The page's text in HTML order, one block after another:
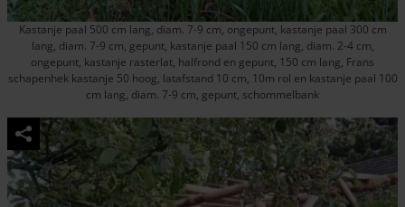
Kastanje paal 500 cm lang, diam. 7-9 cm, ongepunt, kastanje paal 300 cm
lang, diam. 7-9 cm, gepunt, kastanje paal 150 cm lang, diam. 2-4 cm,
ongepunt, kastanje rasterlat, halfrond en gepunt, 150 cm lang, Frans
schapenhek kastanje 50 hoog, latafstand 10 cm, 10m rol en kastanje paal 100
cm lang, diam. 7-9 cm, gepunt, schommelbank